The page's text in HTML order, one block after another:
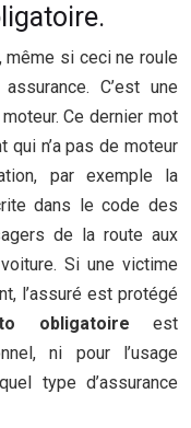
même si ceci ne roule
C’est une
Ce dernier mot
qui n’a pas de moteur
par exemple la
dans le code des
de la route aux
Si une victime
l’assuré est protégé
obligatoire est
ni pour l’usage
type d’assurance